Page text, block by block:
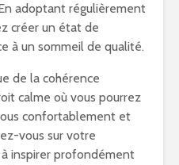
adoptant régulièrement
créer un état de
à un sommeil de qualité.
de la cohérence
calme où vous pourrez
confortablement et
vous sur votre
inspirer profondément